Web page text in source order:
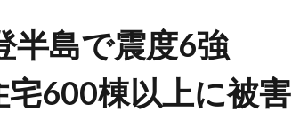
半島で震度6強
宅600棟以上に被害